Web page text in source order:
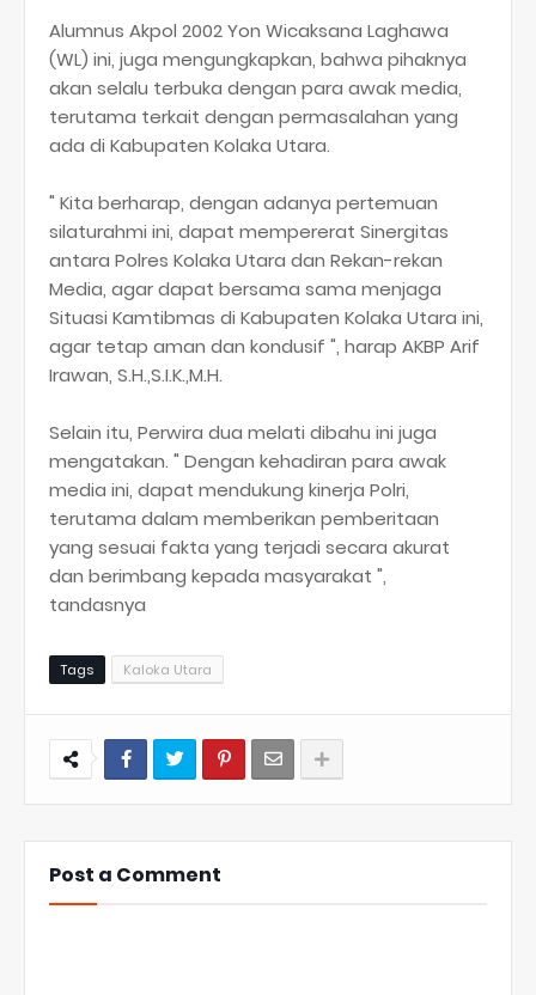
Alumnus Akpol 2002 Yon Wicaksana Laghawa
(WL) ini, juga mengungkapkan, bahwa pihaknya
akan selalu terbuka dengan para awak media,
terutama terkait dengan permasalahan yang
ada di Kabupaten Kolaka Utara.
" Kita berharap, dengan adanya pertemuan
silaturahmi ini, dapat mempererat Sinergitas
antara Polres Kolaka Utara dan Rekan-rekan
Media, agar dapat bersama sama menjaga
Situasi Kamtibmas di Kabupaten Kolaka Utara ini,
agar tetap aman dan kondusif ", harap AKBP Arif
Irawan, S.H.,S.I.K.,M.H.
Selain itu, Perwira dua melati dibahu ini juga
mengatakan. " Dengan kehadiran para awak
media ini, dapat mendukung kinerja Polri,
terutama dalam memberikan pemberitaan
yang sesuai fakta yang terjadi secara akurat
dan berimbang kepada masyarakat ",
tandasnya
Tags Kaloka Utara
Post a Comment